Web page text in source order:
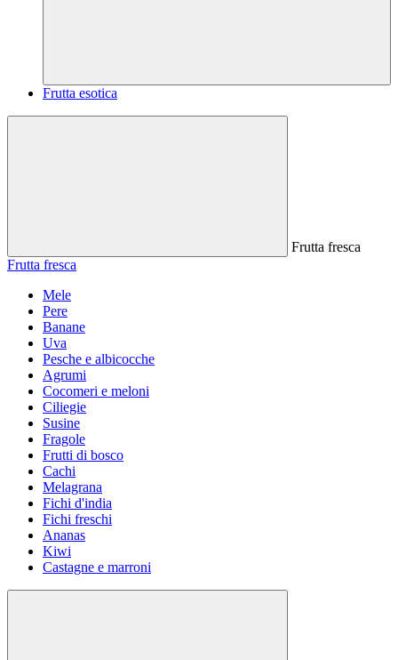
Frutta esotica
Frutta fresca
Frutta fresca
Mele
Pere
Banane
Uva
Pesche e albicocche
Agrumi
Cocomeri e meloni
Ciliegie
Susine
Fragole
Frutti di bosco
Cachi
Melagrana
Fichi d'india
Fichi freschi
Ananas
Kiwi
Castagne e marroni